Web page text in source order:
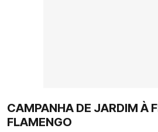
CAMPANHA DE JARDIM À
FLAMENGO